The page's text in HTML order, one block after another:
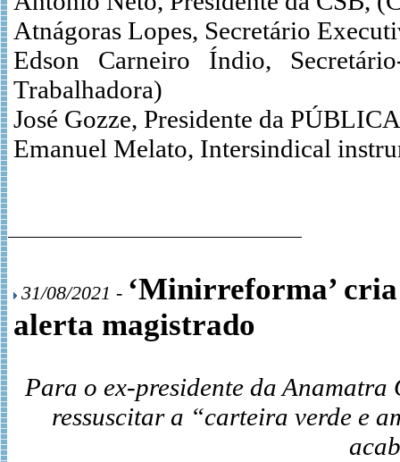
Atnágoras Lopes, Secretário
Edson Carneiro Índio,
Trabalhadora)
José Gozze, Presidente da
Emanuel Melato, Intersindical
31/08/2021 - ‘Minirreforma’
alerta magistrado
Para o ex-presidente da
ressuscitar a “carteira verde e